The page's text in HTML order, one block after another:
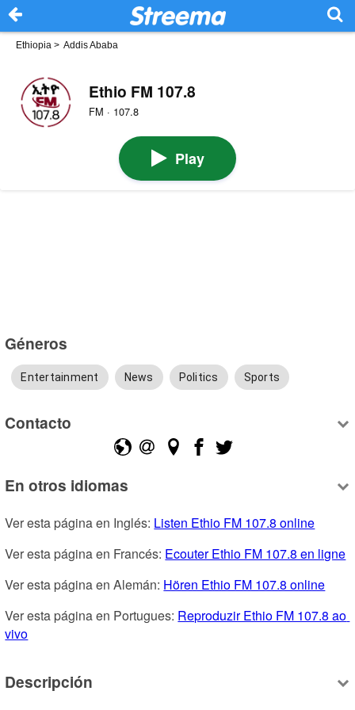
Ethiopia > Addis Ababa
Ethio FM 107.8
FM · 107.8
Play
Géneros
Entertainment News Politics Sports
Contacto
En otros idiomas
Ver esta página en Inglés: Listen Ethio FM 107.8 online
Ver esta página en Francés: Ecouter Ethio FM 107.8 en ligne
Ver esta página en Alemán: Hören Ethio FM 107.8 online
Ver esta página en Portugues: Reproduzir Ethio FM 107.8 ao
vivo
Descripción